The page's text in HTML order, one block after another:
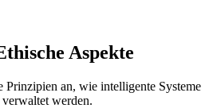
Aspekte
Prinzipien an, wie intelligente Systeme
werden.